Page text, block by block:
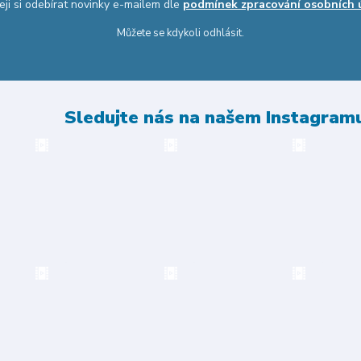
si odebírat novinky e-mailem dle podmínek zpracování osobních
Můžete se kdykoli odhlásit.
Sledujte nás na našem